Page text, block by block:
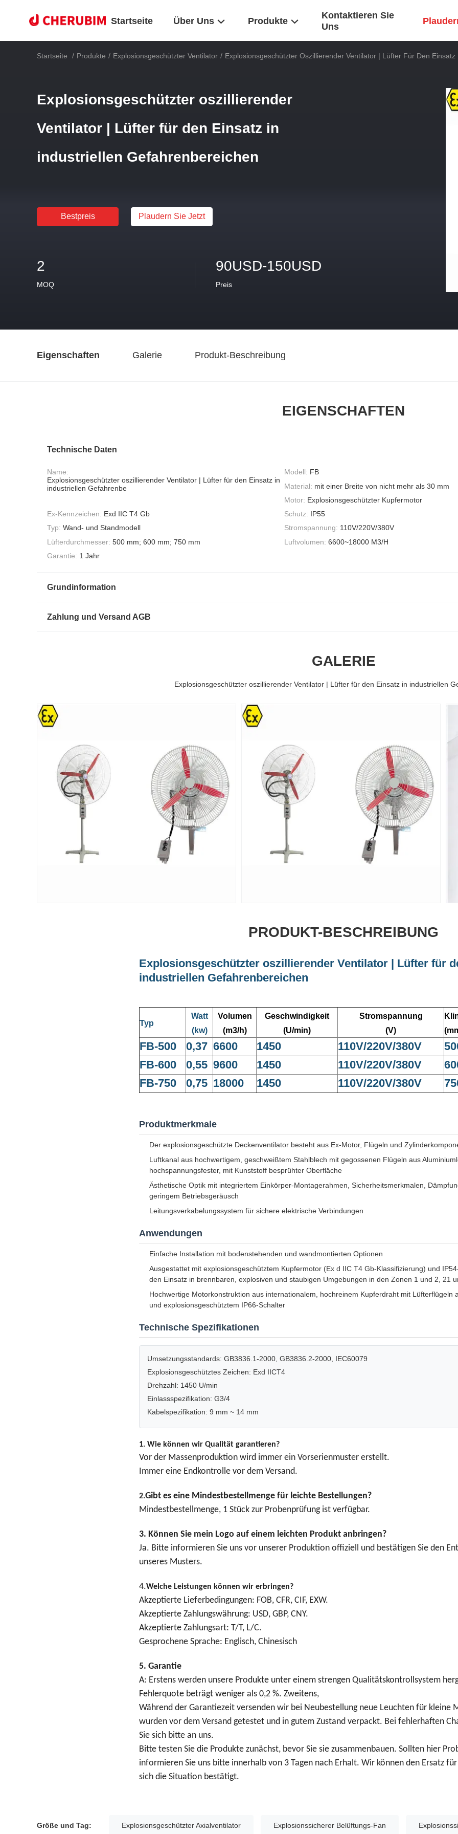
Startseite Über Uns Produkte
Kontaktieren Sie
Uns
Startseite / Produkte / Explosionsgeschützter Ventilator / Explosionsgeschützter Oszillierender Ventilator | Lüfter Für Den
Explosionsgeschützter oszillierender
Ventilator | Lüfter für den Einsatz in
industriellen Gefahrenbereichen
Bestpreis Plaudern Sie Jetzt
2
MOQ
90USD-150USD
Preis
Eigenschaften Galerie Produkt-Beschreibung
EIGENSCHAFTEN
Technische Daten
Name:
Explosionsgeschützter oszillierender Ventilator | Lüfter für den Einsatz in
industriellen Gefahrenbe
Modell: FB
Material: mit einer Breite von nicht mehr als 30 mm
Motor: Explosionsgeschützter Kupfermotor
Ex-Kennzeichen: Exd IIC T4 Gb Schutz: IP55
Typ: Wand- und Standmodell Stromspannung: 110V/220V/380V
Lüfterdurchmesser: 500 mm; 600 mm; 750 mm Luftvolumen: 6600~18000 M3/H
Garantie: 1 Jahr
Grundinformation
Zahlung und Versand AGB
GALERIE
Explosionsgeschützter oszillierender Ventilator | Lüfter für den Einsatz in industriellen
PRODUKT-BESCHREIBUNG
Explosionsgeschützter oszillierender Ventilator | Lüfter für
industriellen Gefahrenbereichen
Typ
Watt
(kw)
Volumen
(m3/h)
Geschwindigkeit
(U/min)
Stromspannung
(V)
FB-500 0,37 6600 1450 110V/220V/380V
FB-600
0,55 9600 1450 110V/220V/380V
FB-750
0,75 18000 1450 110V/220V/380V
Produktmerkmale
Der explosionsgeschützte Deckenventilator besteht aus Ex-Motor, Flügeln und
Luftkanal aus hochwertigem, geschweißtem Stahlblech mit gegossenen Flügeln aus
hochspannungsfester, mit Kunststoff besprühter Oberfläche
Ästhetische Optik mit integriertem Einkörper-Montagerahmen, Sicherheitsmerkmalen,
geringem Betriebsgeräusch
Leitungsverkabelungssystem für sichere elektrische Verbindungen
Anwendungen
Einfache Installation mit bodenstehenden und wandmontierten Optionen
Ausgestattet mit explosionsgeschütztem Kupfermotor (Ex d IIC T4 Gb-Klassifizierung) und
den Einsatz in brennbaren, explosiven und staubigen Umgebungen in den Zonen 1 und 2, 21
Hochwertige Motorkonstruktion aus internationalem, hochreinem Kupferdraht mit Lüfterflügeln
und explosionsgeschütztem IP66-Schalter
Technische Spezifikationen
Umsetzungsstandards: GB3836.1-2000, GB3836.2-2000, IEC60079
Explosionsgeschütztes Zeichen: Exd IICT4
Drehzahl: 1450 U/min
Einlassspezifikation: G3/4
Kabelspezifikation: 9 mm ~ 14 mm
1. Wie können wir Qualität garantieren?
Vor der Massenproduktion wird immer ein Vorserienmuster erstellt.
Immer eine Endkontrolle vor dem Versand.
2.Gibt es eine Mindestbestellmenge für leichte Bestellungen?
Mindestbestellmenge, 1 Stück zur Probenprüfung ist verfügbar.
3. Können Sie mein Logo auf einem leichten Produkt anbringen?
Ja. Bitte informieren Sie uns vor unserer Produktion offiziell und bestätigen Sie den
unseres Musters.
4.Welche Leistungen können wir erbringen?
Akzeptierte Lieferbedingungen: FOB, CFR, CIF, EXW.
Akzeptierte Zahlungswährung: USD, GBP, CNY.
Akzeptierte Zahlungsart: T/T, L/C.
Gesprochene Sprache: Englisch, Chinesisch
5. Garantie
A: Erstens werden unsere Produkte unter einem strengen Qualitätskontrollsystem
Fehlerquote beträgt weniger als 0,2 %. Zweitens,
Während der Garantiezeit versenden wir bei Neubestellung neue Leuchten für kleine
wurden vor dem Versand getestet und in gutem Zustand verpackt. Bei fehlerhaften
Sie sich bitte an uns.
Bitte testen Sie die Produkte zunächst, bevor Sie sie zusammenbauen. Sollten hier
informieren Sie uns bitte innerhalb von 3 Tagen nach Erhalt. Wir können den Ersatz
sich die Situation bestätigt.
Größe und Tag: Explosionsgeschützter Axialventilator Explosionssicherer Belüftungs-Fan